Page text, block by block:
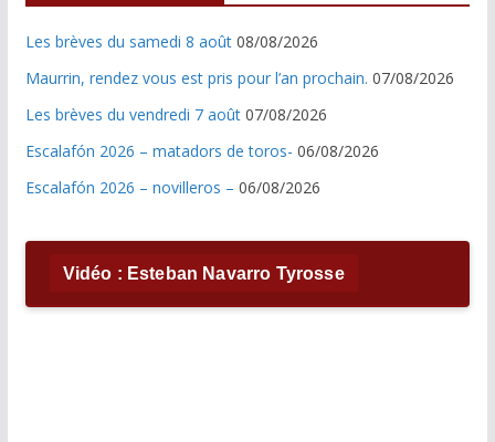
Les brèves du samedi 8 août 08/08/2026
Maurrin, rendez vous est pris pour l’an prochain. 07/08/2026
Les brèves du vendredi 7 août 07/08/2026
Escalafón 2026 – matadors de toros- 06/08/2026
Escalafón 2026 – novilleros – 06/08/2026
Vidéo : Esteban Navarro Tyrosse